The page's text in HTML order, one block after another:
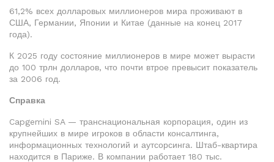
61,2% всех долларовых миллионеров мира проживают в
США, Германии, Японии и Китае (данные на конец 2017
года).
К 2025 году состояние миллионеров в мире может вырасти
до 100 трлн долларов, что почти втрое превысит показатель
за 2006 год.
Справка
Capgemini SA — транснациональная корпорация, один из
крупнейших в мире игроков в области консалтинга,
информационных технологий и аутсорсинга. Штаб-квартира
находится в Париже. В компании работает 180 тыс.